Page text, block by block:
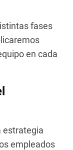
fases
en cada
estrategia
empleados